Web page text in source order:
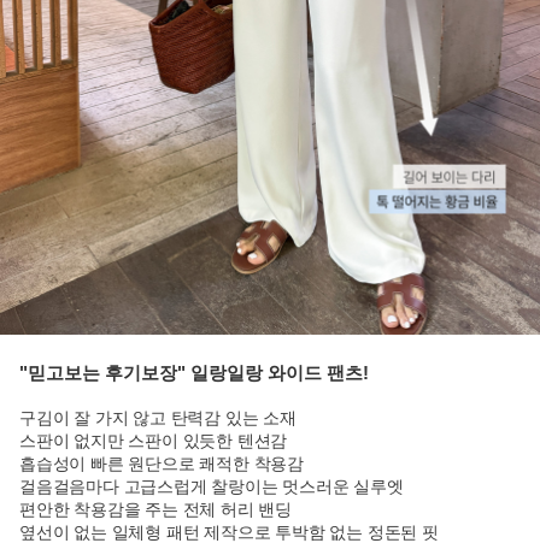
"믿고보는 후기보장" 일랑일랑 와이드 팬츠!
구김이 잘 가지 않고 탄력감 있는 소재
스판이 없지만 스판이 있듯한 텐션감
흡습성이 빠른 원단으로 쾌적한 착용감
걸음걸음마다 고급스럽게 찰랑이는 멋스러운 실루엣
편안한 착용감을 주는 전체 허리 밴딩
옆선이 없는 일체형 패턴 제작으로 투박함 없는 정돈된 핏